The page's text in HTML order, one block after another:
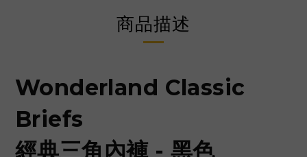
商品描述
Wonderland Classic
Briefs
經典三角內褲 - 黑色